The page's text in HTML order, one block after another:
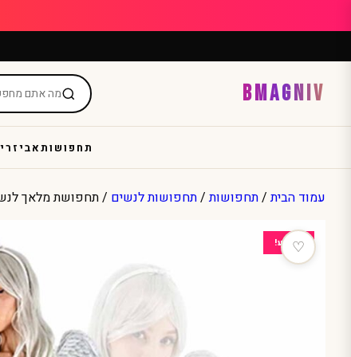
to
BMAGNIV
תחפושות
עמוד הבית/תחפושות/תחפושות לנשים / תחפושת מלאך
מבצע!
♡